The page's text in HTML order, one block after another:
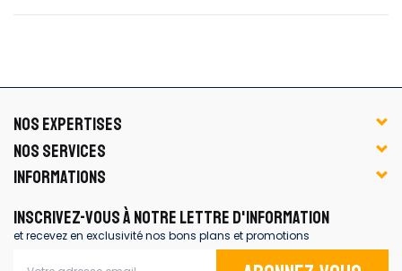
NOS EXPERTISES
NOS SERVICES
INFORMATIONS
INSCRIVEZ-VOUS À NOTRE LETTRE D'INFORMATION
et recevez en exclusivité nos bons plans et promotions